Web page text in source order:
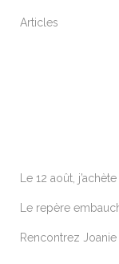
Articles
Le 12 août,
Le repère
Rencontrez